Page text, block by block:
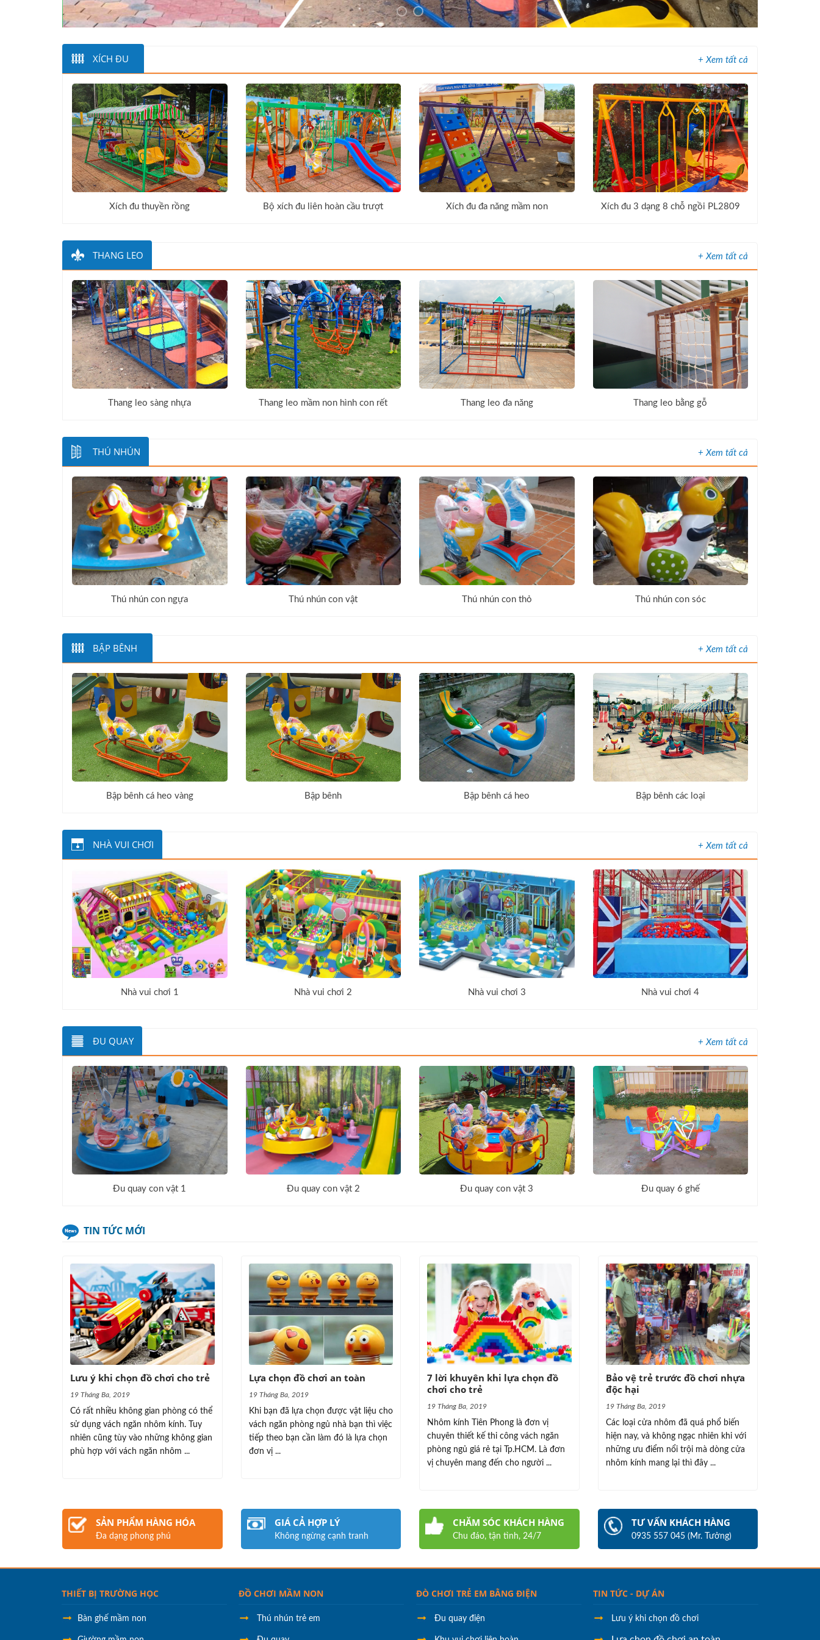
XÍCH ĐU + Xem tất cả
Xích đu thuyền rồng Bộ xích đu liên hoàn cầu trượt Xích đu đa năng mầm non Xích đu 3 dạng 8 chỗ ngồi PL2809
THANG LEO + Xem tất cả
Thang leo sàng nhựa Thang leo mầm non hình con rết Thang leo đa năng Thang leo bằng gỗ
THÚ NHÚN + Xem tất cả
Thú nhún con ngựa Thú nhún con vật Thú nhún con thỏ Thú nhún con sóc
BẬP BÊNH + Xem tất cả
Bập bênh cá heo vàng Bập bênh Bập bênh cá heo Bập bênh các loại
NHÀ VUI CHƠI + Xem tất cả
Nhà vui chơi 1 Nhà vui chơi 2 Nhà vui chơi 3 Nhà vui chơi 4
ĐU QUAY + Xem tất cả
Đu quay con vật 1 Đu quay con vật 2 Đu quay con vật 3 Đu quay 6 ghế
TIN TỨC MỚI
Lưu ý khi chọn đồ chơi cho trẻ
19 Tháng Ba, 2019
Có rất nhiều không gian phòng có thể
sử dụng vách ngăn nhôm kính. Tuy
nhiên cũng tùy vào những không gian
phù hợp với vách ngăn nhôm ...
Lựa chọn đồ chơi an toàn
19 Tháng Ba, 2019
Khi bạn đã lựa chọn được vật liệu cho
vách ngăn phòng ngủ nhà bạn thì việc
tiếp theo bạn cần làm đó là lựa chọn
đơn vị ...
7 lời khuyên khi lựa chọn đồ
chơi cho trẻ
19 Tháng Ba, 2019
Nhôm kính Tiên Phong là đơn vị
chuyên thiết kế thi công vách ngăn
phòng ngủ giá rẻ tại Tp.HCM. Là đơn
vị chuyên mang đến cho người ...
Bảo vệ trẻ trước đồ chơi nhựa
độc hại
19 Tháng Ba, 2019
Các loại cửa nhôm đã quá phổ biến
hiện nay, và không ngạc nhiên khi với
những ưu điểm nổi trội mà dòng cửa
nhôm kính mang lại thì đây ...
SẢN PHẨM HÀNG HÓA
Đa dạng phong phú
GIÁ CẢ HỢP LÝ
Không ngừng cạnh tranh
CHĂM SÓC KHÁCH HÀNG
Chu đáo, tận tình, 24/7
TƯ VẤN KHÁCH HÀNG
0935 557 045 (Mr. Tưởng)
THIẾT BỊ TRƯỜNG HỌC
Bàn ghế mầm non
ĐỒ CHƠI MẦM NON
Thú nhún trẻ em
ĐÒ CHƠI TRẺ EM BẰNG ĐIỆN
Đu quay điện
TIN TỨC - DỰ ÁN
Lưu ý khi chọn đồ chơi